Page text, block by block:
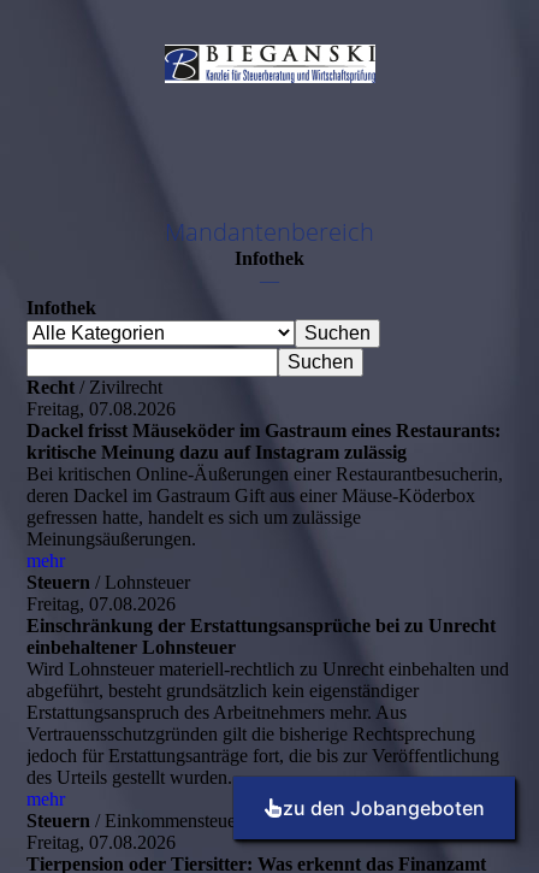
Mandantenbereich
Infothek
—
Infothek
Recht / Zivilrecht
Freitag, 07.08.2026
Dackel frisst Mäuseköder im Gastraum eines Restaurants:
kritische Meinung dazu auf Instagram zulässig
Bei kritischen Online-Äußerungen einer Restaurantbesucherin,
deren Dackel im Gastraum Gift aus einer Mäuse-Köderbox
gefressen hatte, handelt es sich um zulässige
Meinungsäußerungen.
mehr
Steuern / Lohnsteuer
Freitag, 07.08.2026
Einschränkung der Erstattungsansprüche bei zu Unrecht
einbehaltener Lohnsteuer
Wird Lohnsteuer materiell-rechtlich zu Unrecht einbehalten und
abgeführt, besteht grundsätzlich kein eigenständiger
Erstattungsanspruch des Arbeitnehmers mehr. Aus
Vertrauensschutzgründen gilt die bisherige Rechtsprechung
jedoch für Erstattungsanträge fort, die bis zur Veröffentlichung
des Urteils gestellt wurden.
mehr
Steuern / Einkommensteuer
Freitag, 07.08.2026
Tierpension oder Tiersitter: Was erkennt das Finanzamt
zu den Jobangeboten